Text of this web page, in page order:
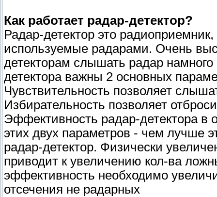
Как работает радар-детектор?
Радар-детектор это
используемые радарами. Очень
детекторам слышать радар
детектора важны 2 основных
Чувствительность позволяет
Избирательность позволяет
Эффективность радар-детектора в
этих двух параметров - чем лучше
радар-детектор. Физически
приводит к увеличению кол-ва
эффективность необходимо
отсечения не радарных